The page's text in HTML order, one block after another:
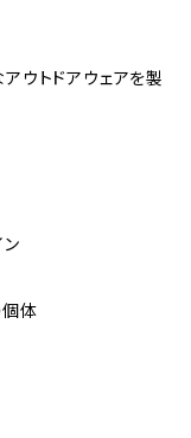
ウトドアウェアを製
個体